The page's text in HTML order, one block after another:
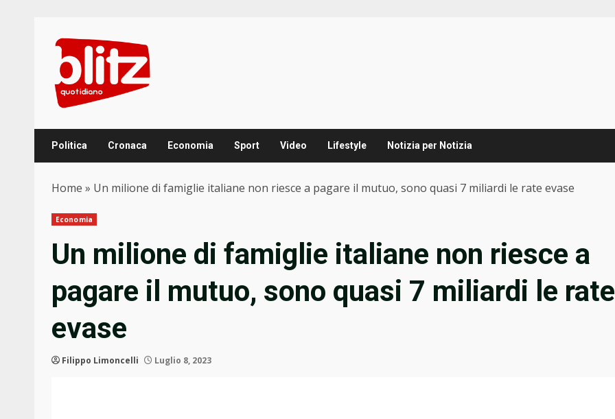
content
Politica Cronaca Economia Sport Video Lifestyle Notizia per Notizia
Home » Un milione di famiglie italiane non riesce a pagare il mutuo, sono quasi 7 miliardi le rate evase
Economia
Un milione di famiglie italiane non riesce a
pagare il mutuo, sono quasi 7 miliardi le rate
evase
Filippo Limoncelli Luglio 8, 2023